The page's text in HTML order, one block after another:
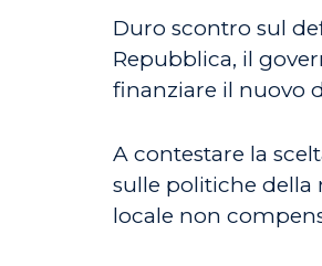
Duro scontro sul
Repubblica, il
finanziare il nuovo
A contestare la
sulle politiche della
locale non